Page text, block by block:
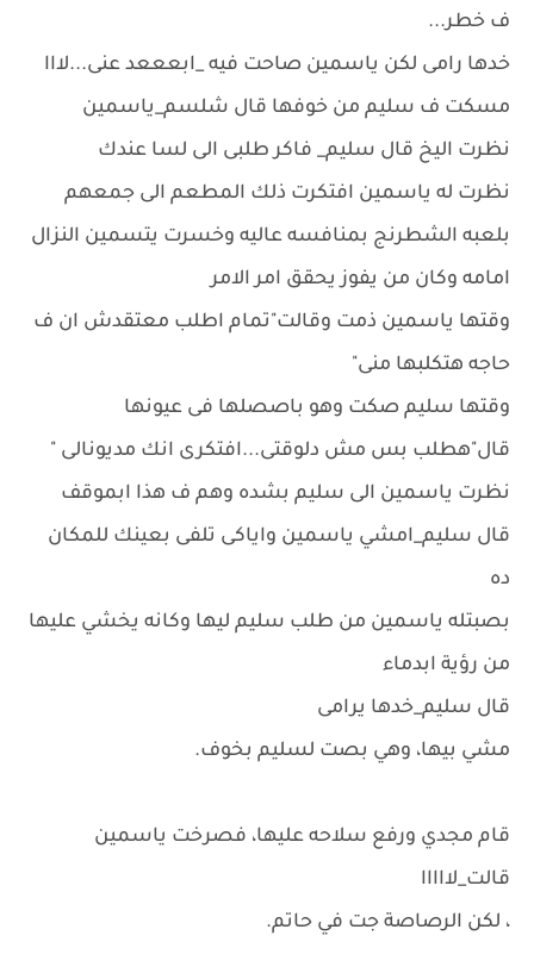
ف خطر...
خدها رامى لكن ياسمين صاحت فيه _ابعععد عنى...لااا
مسكت ف سليم من خوفها قال شلسم_ياسمين
نظرت اليخ قال سليم_ فاكر طلبى الى لسا عندك
نظرت له ياسمين افتكرت ذلك المطعم الى جمعهم
بلعبه الشطرنج بمنافسه عاليه وخسرت يتسمين النزال
امامه وكان من يفوز يحقق امر الامر
وقتها ياسمين ذمت وقالت"تمام اطلب معتقدش ان ف
حاجه هتكلبها منى"
وقتها سليم صكت وهو باصصلها فى عيونها
قال"هطلب بس مش دلوقتى...افتكرى انك مديونالى "
نظرت ياسمين الى سليم بشده وهم ف هذا ابموقف
قال سليم_امشي ياسمين واياكى تلفى بعينك للمكان
ده
بصبتله ياسمين من طلب سليم ليها وكانه يخشي عليها
من رؤية ابدماء
قال سليم_خدها يرامى
مشي بيها، وهي بصت لسليم بخوف.
قام مجدي ورفع سلاحه عليها، فصرخت ياسمين
قالت_لااااا
، لكن الرصاصة جت في حاتم.